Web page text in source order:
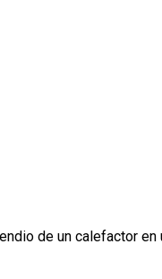
de un calefactor